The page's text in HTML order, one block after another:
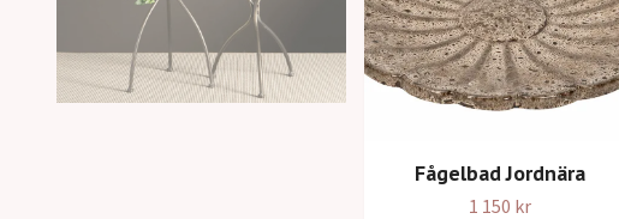
Fågelbad Jordnära
1 150 kr